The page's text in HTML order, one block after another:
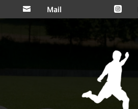
 Mail 